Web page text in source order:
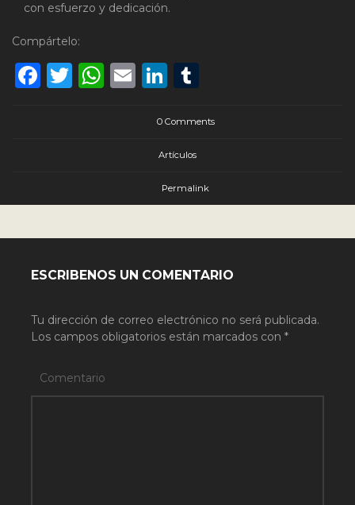
con esfuerzo y dedicación.
Compártelo:
Facebook
Twitter
WhatsApp
EmailLinkedIn
0 Comments
Artículos
Permalink
ESCRIBENOS UN COMENTARIO
Tu dirección de correo electrónico no será publicada.
Los campos obligatorios están marcados con *
Comentario